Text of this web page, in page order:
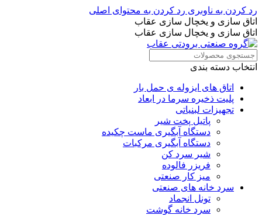
رد کردن به ناوبری رد کردن به محتوای اصلی
اتاق سازی و یخچال سازی عقاب
اتاق سازی و یخچال سازی عقاب
انتخاب دسته بندی
اتاق های ایزوله ی حمل بار
پلیت ذخیره سرما در ابعاد
تجهیزات لبنیاتی
پاتیل پخت شیر
دستگاه آبگیری ماست چکیده
دستگاه آبگیری مرکبات
شیر سرد کن
فریزر فالوده
میز کار صنعتی
سرد خانه های صنعتی
تونل انجماد
سرد خانه گوشت